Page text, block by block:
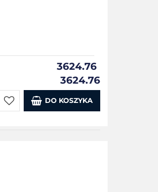
3624.76
3624.76
DO KOSZYKA